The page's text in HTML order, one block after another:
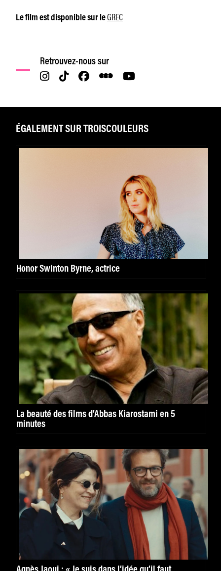
Le film est disponible sur leGREC
Retrouvez-nous sur
ÉGALEMENT SUR TROISCOULEURS
Honor Swinton Byrne, actrice
La beauté des films d’Abbas Kiarostami en 5
minutes